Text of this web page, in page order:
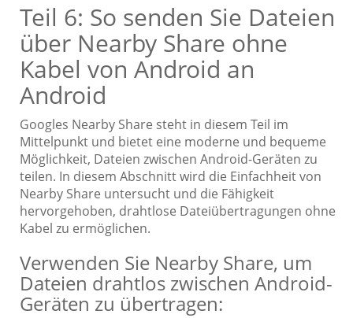
Teil 6: So senden Sie Dateien
über Nearby Share ohne
Kabel von Android an
Android
Googles Nearby Share steht in diesem Teil im
Mittelpunkt und bietet eine moderne und bequeme
Möglichkeit, Dateien zwischen Android-Geräten zu
teilen. In diesem Abschnitt wird die Einfachheit von
Nearby Share untersucht und die Fähigkeit
hervorgehoben, drahtlose Dateiübertragungen ohne
Kabel zu ermöglichen.
Verwenden Sie Nearby Share, um
Dateien drahtlos zwischen Android-
Geräten zu übertragen: